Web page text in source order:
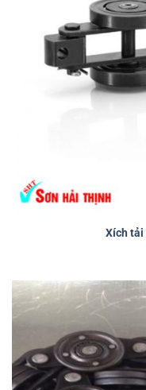
Xích tải